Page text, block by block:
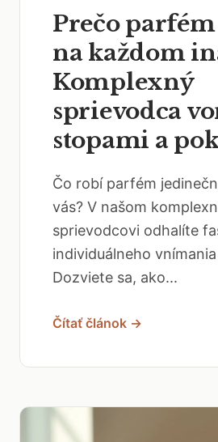
Prečo
na každom
Komplexný
sprievodca
stopami a
Čo robí parfém
vás? V našom
sprievodcovi odhalíte
individuálneho
Dozviete sa, ako...
Čítať článok →